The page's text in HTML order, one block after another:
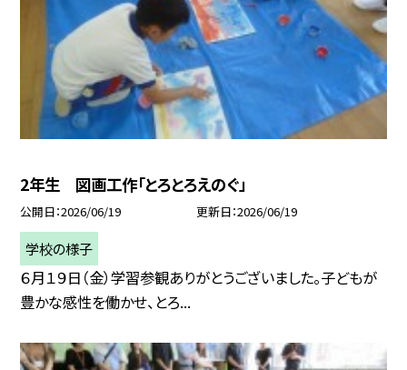
2年生 図画工作「とろとろえのぐ」
公開日 2026/06/19 更新日 2026/06/19
学校の様子
６月１９日（金）学習参観ありがとうございました。子どもが
豊かな感性を働かせ、とろ...